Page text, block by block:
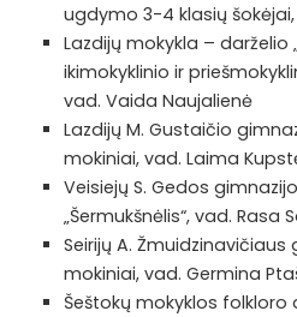
ugdymo 3-4 klasių
Lazdijų mokykla – darželio
ikimokyklinio ir
vad. Vaida Naujalienė
Lazdijų M. Gustaičio
mokiniai, vad. Laima
Veisiejų S. Gedos
„Šermukšnėlis“, vad. Rasa
Seirijų A. Žmuidzinavičiaus
mokiniai, vad. Germina
Šeštokų mokyklos folkloro